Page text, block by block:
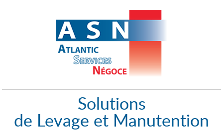
Solutions
de Levage et Manutention